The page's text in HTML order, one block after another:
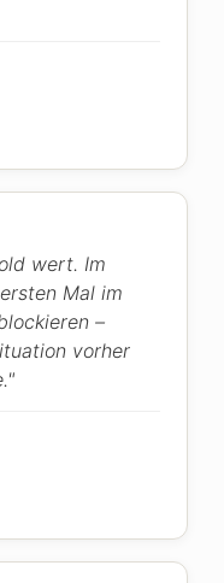
wert. Im
Mal im
–
vorher